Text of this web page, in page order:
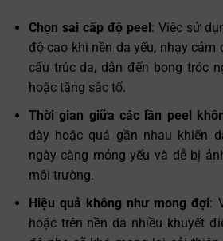
Chọn sai cấp độ peel : Việc sử
độ cao khi nền da yếu, nhạy cảm
cấu trúc da, dẫn đến bong tróc
hoặc tăng sắc tố.
Thời gian giữa các lần peel
dày hoặc quá gần nhau khiến
ngày càng mỏng yếu và dễ bị
môi trường.
Hiệu quả không như mong đợi:
hoặc trên nền da nhiều khuyết